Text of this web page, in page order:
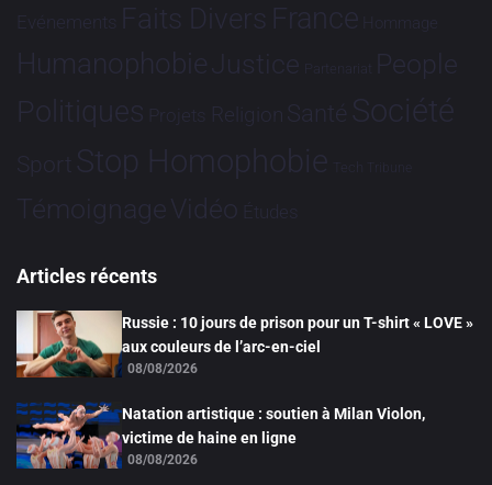
Evénements Faits Divers France Hommage
HumanophobieJustice Partenariat People
Politiques Projets Religion Santé Société
Sport Stop Homophobie Tech Tribune
TémoignageVidéo Études
Articles récents
Russie : 10 jours de prison pour un T-shirt « LOVE »
aux couleurs de l’arc-en-ciel
08/08/2026
Natation artistique : soutien à Milan Violon,
victime de haine en ligne
08/08/2026